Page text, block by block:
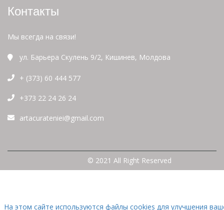
Контакты
Мы всегда на связи!
ул. Барьера Скулень 9/2, Кишинев, Молдова
+ (373) 60 444 577
+373 22 24 26 24
artacurateniei@gmail.com
© 2021 All Right Reserved
На этом сайте используются файлы cookies для улучшения